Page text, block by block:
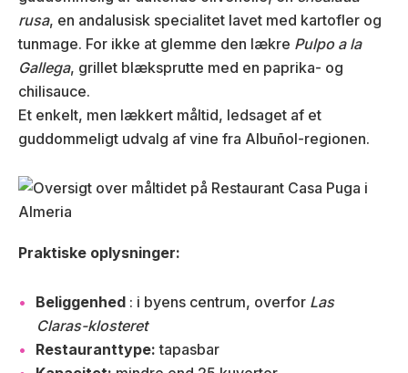
rusa, en andalusisk specialitet lavet med kartofler og
tunmage. For ikke at glemme den lækre Pulpo a la
Gallega, grillet blæksprutte med en paprika- og
chilisauce.
Et enkelt, men lækkert måltid, ledsaget af et
guddommeligt udvalg af vine fra Albuñol-regionen.
Praktiske oplysninger:
Beliggenhed : i byens centrum, overfor Las
Claras-klosteret
Restauranttype:tapasbar